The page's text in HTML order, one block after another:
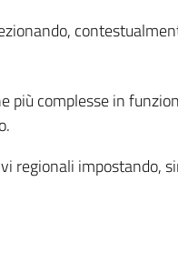
più complesse in
regionali impostando,